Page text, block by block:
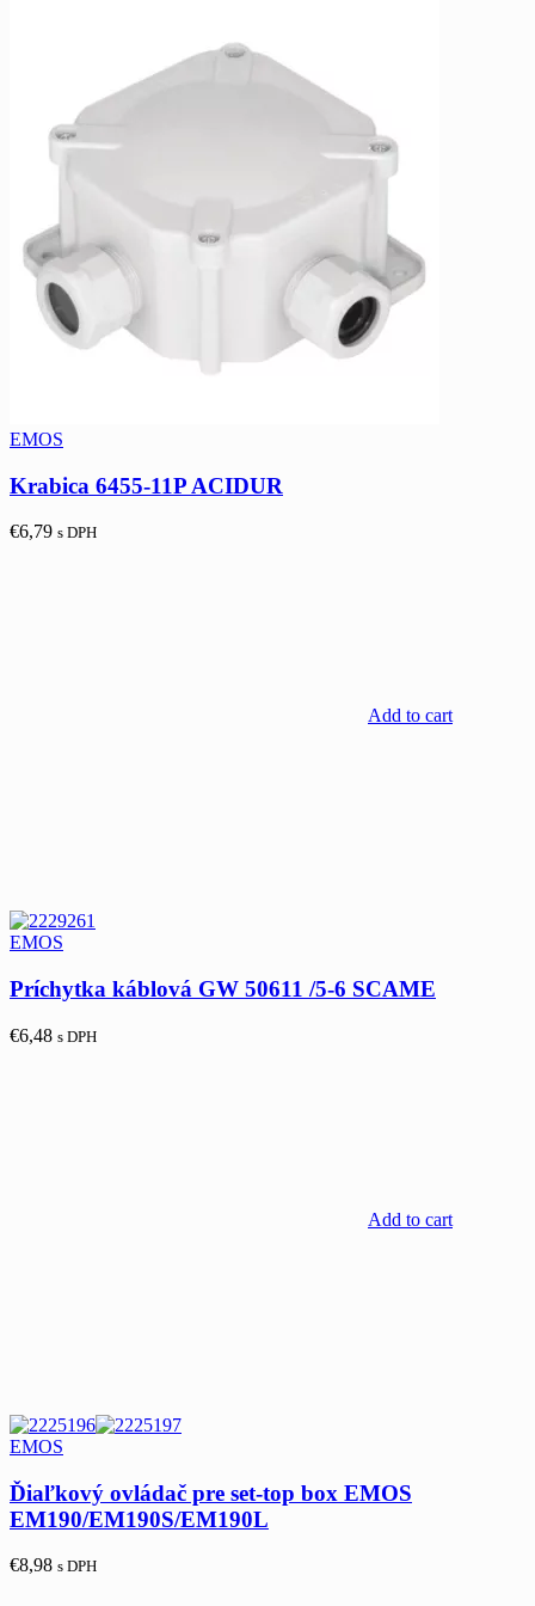
EMOS
Krabica 6455-11P ACIDUR
€6,79 s DPH
Add to cart
EMOS
Príchytka káblová GW 50611 /5-6 SCAME
€6,48 s DPH
Add to cart
EMOS
Ďiaľkový ovládač pre set-top box EMOS
EM190/EM190S/EM190L
€8,98 s DPH